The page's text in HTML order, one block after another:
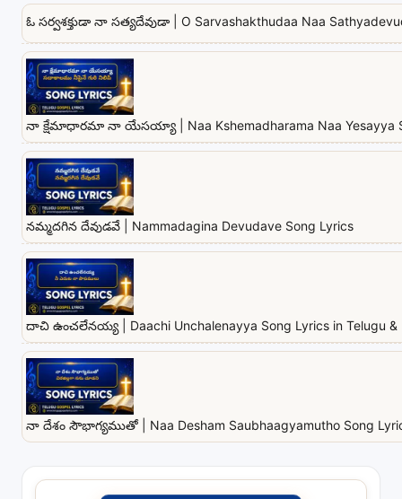
ఓ సర్వశక్తుడా నా సత్యదేవుడా | O Sarvashakthudaa Naa
నా క్షేమాధారమా నా యేసయ్యా | Naa Kshemadharama Naa Yesayya
నమ్మదగిన దేవుడవే | Nammadagina Devudave Song Lyrics
దాచి ఉంచలేనయ్య | Daachi Unchalenayya Song Lyrics in Telugu &
నా దేశం సౌభాగ్యముతో | Naa Desham Saubhaagyamutho Song